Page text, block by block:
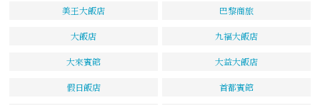
美王大飯店 巴黎商旅
大飯店 九福大飯店
大來賓館 大益大飯店
假日飯店 首都賓館